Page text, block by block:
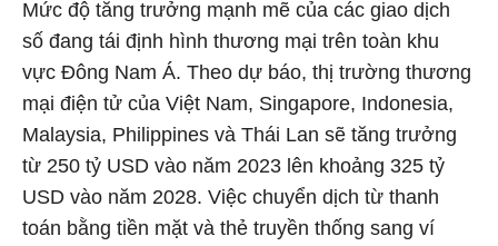
Mức độ tăng trưởng mạnh mẽ của các giao dịch
số đang tái định hình thương mại trên toàn khu
vực Đông Nam Á. Theo dự báo, thị trường thương
mại điện tử của Việt Nam, Singapore, Indonesia,
Malaysia, Philippines và Thái Lan sẽ tăng trưởng
từ 250 tỷ USD vào năm 2023 lên khoảng 325 tỷ
USD vào năm 2028. Việc chuyển dịch từ thanh
toán bằng tiền mặt và thẻ truyền thống sang ví